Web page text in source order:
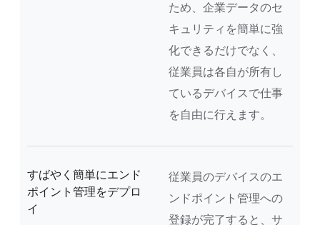
ため、企業データのセ
キュリティを簡単に強
化できるだけでなく、
従業員は各自が所有し
ているデバイスで仕事
を自由に行えます。
すばやく簡単にエンド
ポイント管理をデプロ
イ
従業員のデバイスのエ
ンドポイント管理への
登録が完了すると、サ